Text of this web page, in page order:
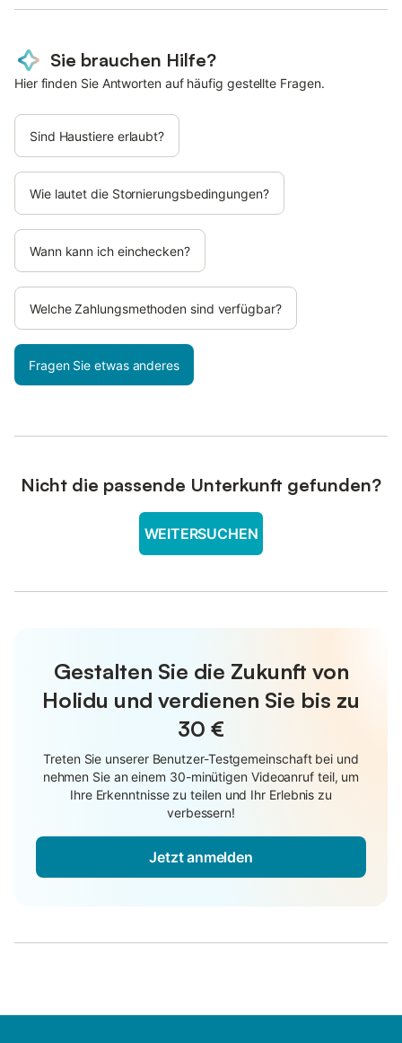
Sie brauchen Hilfe?
Hier finden Sie Antworten auf häufig gestellte Fragen.
Sind Haustiere erlaubt?
Wie lautet die Stornierungsbedingungen?
Wann kann ich einchecken?
Welche Zahlungsmethoden sind verfügbar?
Fragen Sie etwas anderes
Nicht die passende Unterkunft gefunden?
WEITERSUCHEN
Gestalten Sie die Zukunft von
Holidu und verdienen Sie bis zu
30 €
Treten Sie unserer Benutzer-Testgemeinschaft bei und
nehmen Sie an einem 30-minütigen Videoanruf teil, um
Ihre Erkenntnisse zu teilen und Ihr Erlebnis zu
verbessern!
Jetzt anmelden